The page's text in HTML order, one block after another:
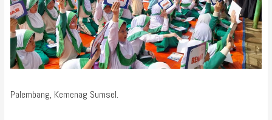
Palembang, Kemenag Sumsel.